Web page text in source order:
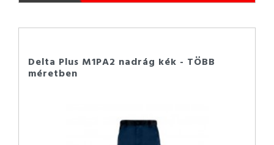
Delta Plus M1PA2 nadrág kék - TÖBB
méretben